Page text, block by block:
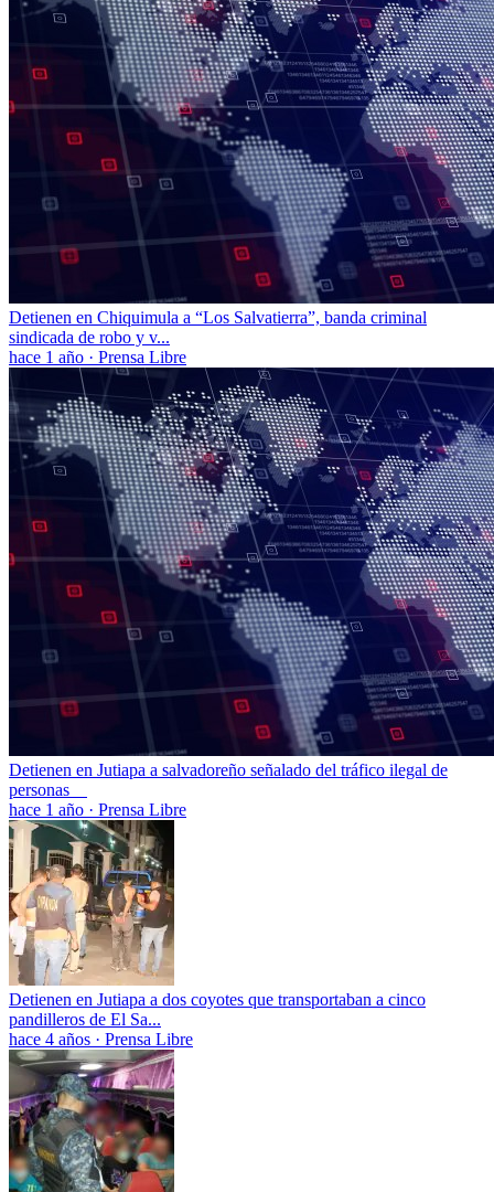
Detienen en Chiquimula a “Los Salvatierra”, banda criminal
sindicada de robo y v...
hace 1 año · Prensa Libre
Detienen en Jutiapa a salvadoreño señalado del tráfico ilegal de
personas
hace 1 año · Prensa Libre
Detienen en Jutiapa a dos coyotes que transportaban a cinco
pandilleros de El Sa...
hace 4 años · Prensa Libre